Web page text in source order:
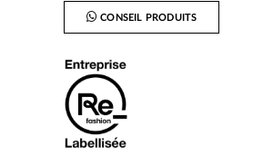
CONSEIL PRODUITS